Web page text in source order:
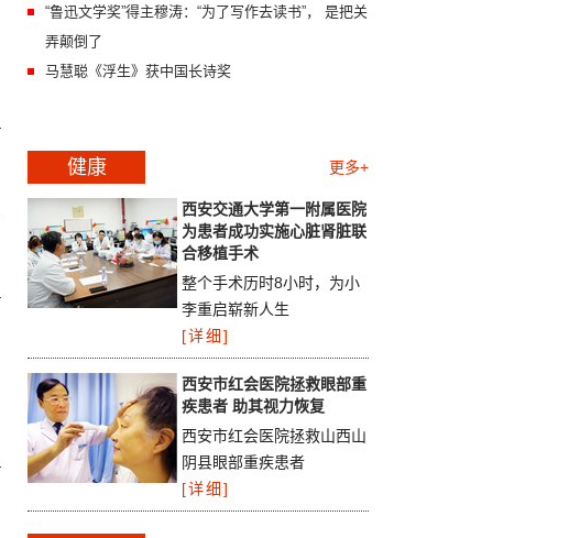
“鲁迅文学奖”得主穆涛：“为了写作去读书”， 是把关系
弄颠倒了
马慧聪《浮生》获中国长诗奖
健康 更多+
西安交通大学第一附属医院
为患者成功实施心脏肾脏联
合移植手术
整个手术历时8小时，为小
李重启崭新人生
[详细]
西安市红会医院拯救眼部重
疾患者 助其视力恢复
西安市红会医院拯救山西山
阴县眼部重疾患者
[详细]